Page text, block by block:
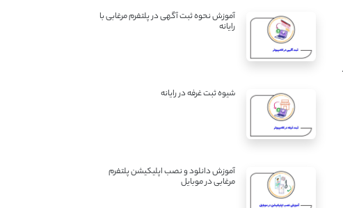
آموزش نحوه ثبت آگهی در پلتفرم مرغابی با
رایانه
شیوه ثبت غرفه در رایانه
آموزش دانلود و نصب اپلیکیشن پلتفرم
مرغابی در موبایل